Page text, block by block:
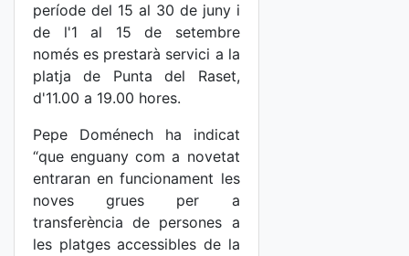
període del 15 al 30 de juny i
de l'1 al 15 de setembre
només es prestarà servici a la
platja de Punta del Raset,
d'11.00 a 19.00 hores.
Pepe Doménech ha indicat
“que enguany com a novetat
entraran en funcionament les
noves grues per a
transferència de persones a
les platges accessibles de la